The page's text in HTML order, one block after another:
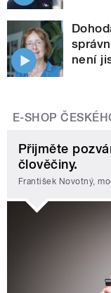
není
E-SHOP
Přijměte
člověčiny.
František Novotný,